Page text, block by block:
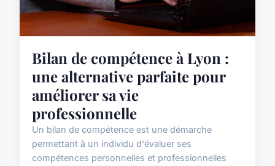
Bilan de compétence à Lyon :
une alternative parfaite pour
améliorer sa vie
professionnelle
Un bilan de compétence est une démarche
permettant à un individu d'évaluer ses
compétences personnelles et professionnelles